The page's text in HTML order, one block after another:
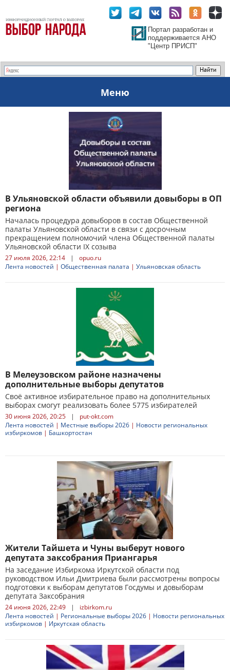
Портал разработан и
поддерживается АНО
"Центр ПРИСП"
Меню
В Ульяновской области объявили довыборы в ОП
региона
Началась процедура довыборов в состав Общественной
палаты Ульяновской области в связи с досрочным
прекращением полномочий члена Общественной палаты
Ульяновской области IX созыва
27 июля 2026, 22:14 |
opuo.ru
Лента новостей | Общественная палата | Ульяновская область
В Мелеузовском районе назначены
дополнительные выборы депутатов
Своё активное избирательное право на дополнительных
выборах смогут реализовать более 5775 избирателей
30 июня 2026, 20:25 |
put-okt.com
Лента новостей | Местные выборы 2026 | Новости региональных
избиркомов | Башкортостан
Жители Тайшета и Чуны выберут нового
депутата заксобрания Приангарья
На заседание Избиркома Иркутской области под
руководством Ильи Дмитриева были рассмотрены вопросы
подготовки к выборам депутатов Госдумы и довыборам
депутата Заксобрания
24 июня 2026, 22:49 |
izbirkom.ru
Лента новостей | Региональные выборы 2026 | Новости региональных
избиркомов | Иркутская область